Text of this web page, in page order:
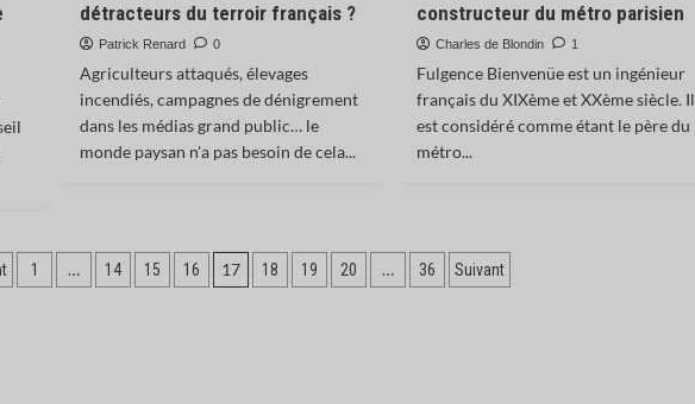
détracteurs du terroir français ?
Patrick Renard 0
Agriculteurs attaqués, élevages
incendiés, campagnes de dénigrement
dans les médias grand public… le
monde paysan n'a pas besoin de cela...
constructeur du métro parisien
Charles de Blondin 1
Fulgence Bienvenüe est un ingénieur
français du XIXème et XXème siècle. Il
est considéré comme étant le père du
métro...
1 … 14 15 16 17 18 19 20 … 36 Suivant